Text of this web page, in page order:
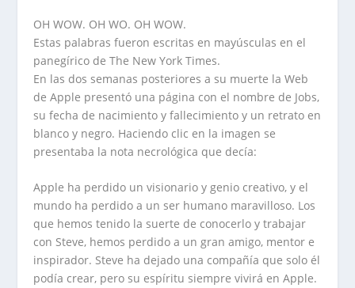
OH WOW. OH WO. OH WOW.
Estas palabras fueron escritas en mayúsculas en el
panegírico de The New York Times.
En las dos semanas posteriores a su muerte la Web
de Apple presentó una página con el nombre de Jobs,
su fecha de nacimiento y fallecimiento y un retrato en
blanco y negro. Haciendo clic en la imagen se
presentaba la nota necrológica que decía:
Apple ha perdido un visionario y genio creativo, y el
mundo ha perdido a un ser humano maravilloso. Los
que hemos tenido la suerte de conocerlo y trabajar
con Steve, hemos perdido a un gran amigo, mentor e
inspirador. Steve ha dejado una compañía que solo él
podía crear, pero su espíritu siempre vivirá en Apple.